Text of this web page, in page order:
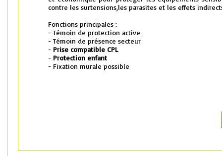
contre les surtensions,les parasites et les effets
Fonctions principales :
- Témoin de protection active
- Témoin de présence secteur
- Prise compatible CPL
- Protection enfant
- Fixation murale possible
Temps de réponse sur coupure : 1 ns